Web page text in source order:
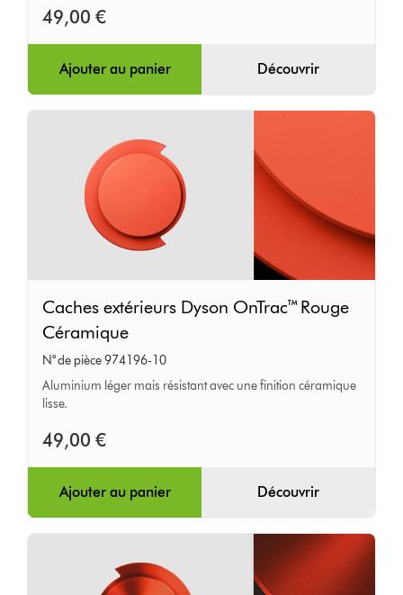
Cuivre
49,00 €
Ajouter au panier Découvrir
extérieurs
Dyson
OnTrac™
Rouge
Caches extérieurs Dyson OnTrac™ Rouge
Céramique
N° de pièce 974196-10
Aluminium léger mais résistant avec une finition céramique
lisse.
49,00 €
Ajouter au panier Découvrir